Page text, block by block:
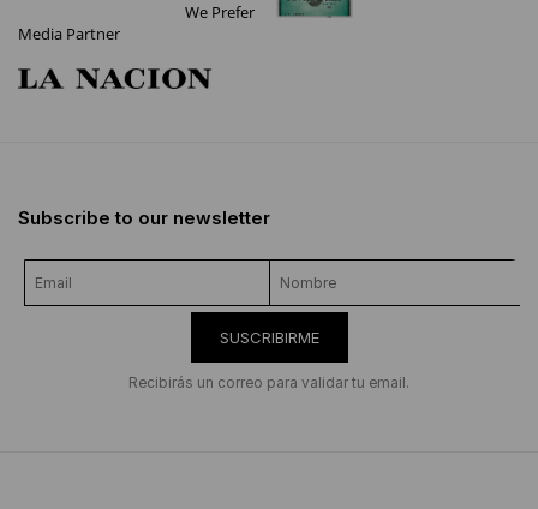
We Prefer
Media Partner
Subscribe to our newsletter
SUSCRIBIRME
Recibirás un correo para validar tu email.